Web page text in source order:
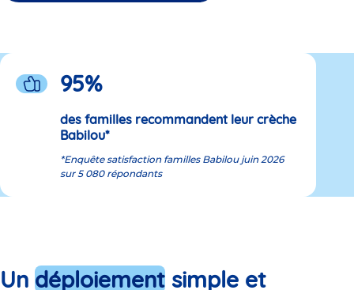
95%
des familles recommandent leur crèche
Babilou*
*Enquête satisfaction familles Babilou juin 2026
sur 5 080 répondants
Un déploiement simple et